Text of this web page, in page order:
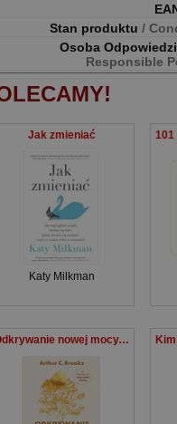
Stan produktu /
Osoba
Responsible
Jak zmieniać
Katy Milkman
Odkrywanie nowej mocy. W poszukiwaniu spełnienia, harmonii i celu w drugim rozdziale życia